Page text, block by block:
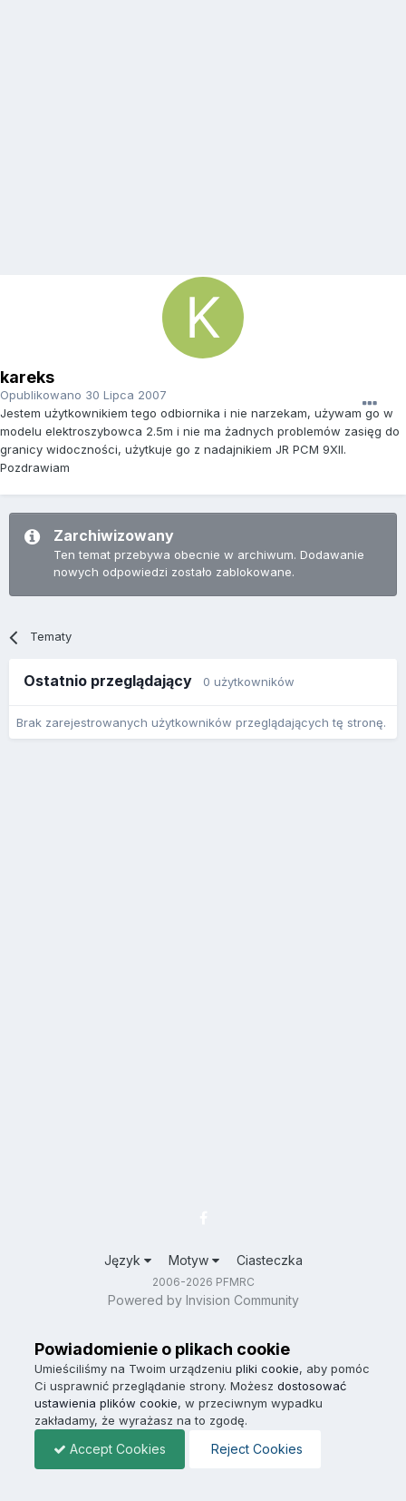
kareks
Opublikowano 30 Lipca 2007
Jestem użytkownikiem tego odbiornika i nie narzekam, używam go w
modelu elektroszybowca 2.5m i nie ma żadnych problemów zasięg do
granicy widoczności, użytkuje go z nadajnikiem JR PCM 9XII.
Pozdrawiam
Zarchiwizowany
Ten temat przebywa obecnie w archiwum. Dodawanie
nowych odpowiedzi zostało zablokowane.
Tematy
Ostatnio przeglądający 0 użytkowników
Brak zarejestrowanych użytkowników przeglądających tę stronę.
Język Motyw Ciasteczka
2006-2026 PFMRC
Powered by Invision Community
Powiadomienie o plikach cookie
Umieściliśmy na Twoim urządzeniu pliki cookie, aby pomóc
Ci usprawnić przeglądanie strony. Możesz dostosować
ustawienia plików cookie, w przeciwnym wypadku
zakładamy, że wyrażasz na to zgodę.
Accept Cookies Reject Cookies